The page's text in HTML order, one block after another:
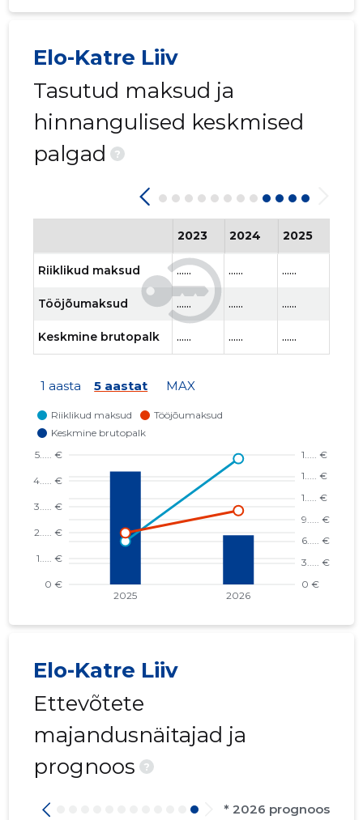
Elo-Katre Liiv
Tasutud maksud ja
hinnangulised keskmised
palgad
?
2023 2024 2025
Riiklikud maksud ...... ...... ......
Tööjõumaksud ...... ...... ......
Keskmine brutopalk ...... ...... ......
1 aasta 5 aastat MAX
Elo-Katre Liiv
Ettevõtete
majandusnäitajad ja
prognoos
?
* 2026 prognoos